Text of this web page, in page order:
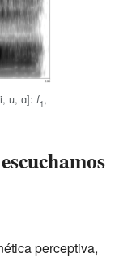
u, ɑ]: f1,
perceptiva,